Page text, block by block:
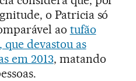
o Patricia só
ao tufão
que devastou as
em 2013, matando